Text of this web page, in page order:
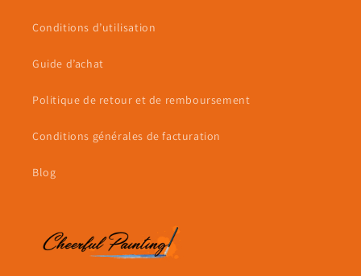
Conditions d’utilisation
Guide d’achat
Politique de retour et de remboursement
Conditions générales de facturation
Blog